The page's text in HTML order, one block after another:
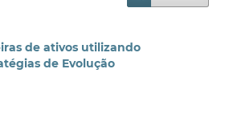
de ativos utilizando
de Evolução